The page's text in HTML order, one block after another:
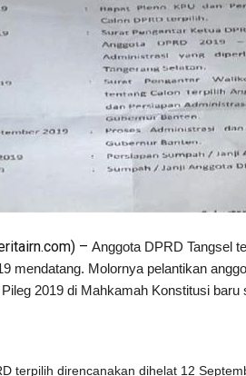
– Anggota DPRD Tangsel
mendatang. Molornya pelantikan
2019 di Mahkamah Konstitusi baru
terpilih direncanakan dihelat 12